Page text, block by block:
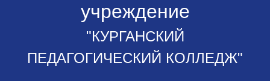
учреждение
"КУРГАНСКИЙ
ПЕДАГОГИЧЕСКИЙ КОЛЛЕДЖ"